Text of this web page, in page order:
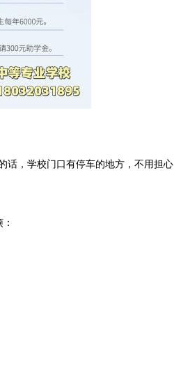
话，学校门口有停车的地方，不用担心